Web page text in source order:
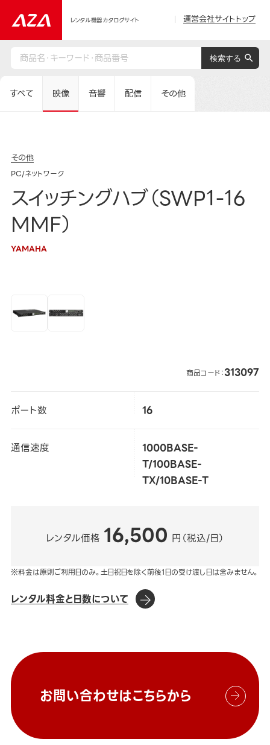
レンタル機器カタログサイト 運営会社サイトトップ
すべて 映像 音響 配信 その他
その他
PC/ネットワーク
スイッチングハブ（SWP1-16
MMF）
YAMAHA
商品コード：313097
ポート数 16
通信速度
1000BASE-
T/100BASE-
TX/10BASE-T
レンタル価格 16,500 円（税込/日）
※料金は原則ご利用日のみ。土日祝日を除く前後1日の受け渡し日は含みません。
レンタル料金と日数について
お問い合わせはこちらから